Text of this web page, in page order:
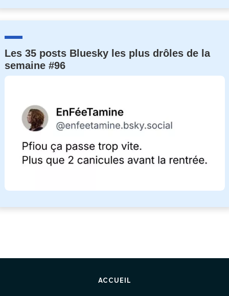
Les 35 posts Bluesky les plus drôles de la
semaine #96
ACCUEIL